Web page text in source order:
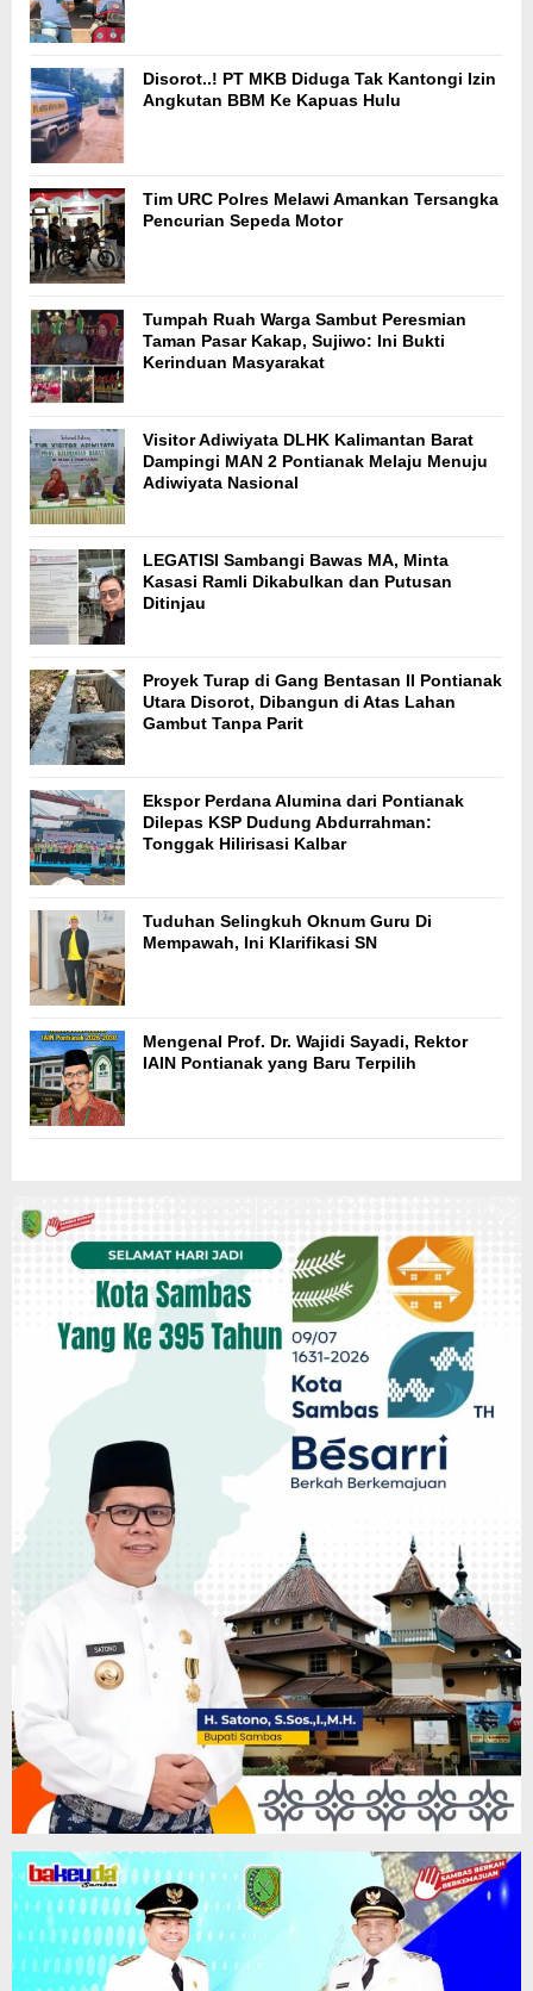
Disorot..! PT MKB Diduga Tak Kantongi Izin
Angkutan BBM Ke Kapuas Hulu
Tim URC Polres Melawi Amankan Tersangka
Pencurian Sepeda Motor
Tumpah Ruah Warga Sambut Peresmian
Taman Pasar Kakap, Sujiwo: Ini Bukti
Kerinduan Masyarakat
Visitor Adiwiyata DLHK Kalimantan Barat
Dampingi MAN 2 Pontianak Melaju Menuju
Adiwiyata Nasional
LEGATISI Sambangi Bawas MA, Minta
Kasasi Ramli Dikabulkan dan Putusan
Ditinjau
Proyek Turap di Gang Bentasan II Pontianak
Utara Disorot, Dibangun di Atas Lahan
Gambut Tanpa Parit
Ekspor Perdana Alumina dari Pontianak
Dilepas KSP Dudung Abdurrahman:
Tonggak Hilirisasi Kalbar
Tuduhan Selingkuh Oknum Guru Di
Mempawah, Ini Klarifikasi SN
Mengenal Prof. Dr. Wajidi Sayadi, Rektor
IAIN Pontianak yang Baru Terpilih